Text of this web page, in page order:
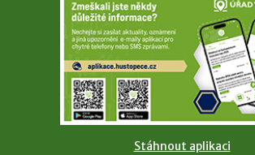
Stáhnout aplikaci